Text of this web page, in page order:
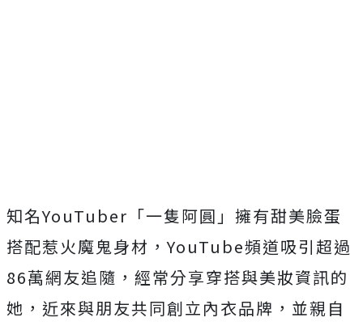
知名YouTuber「一隻阿圓」擁有甜美臉蛋
搭配惹火魔鬼身材，YouTube頻道吸引超過
86萬網友追隨，經常分享穿搭與美妝資訊的
她，近來與朋友共同創立內衣品牌，並親自